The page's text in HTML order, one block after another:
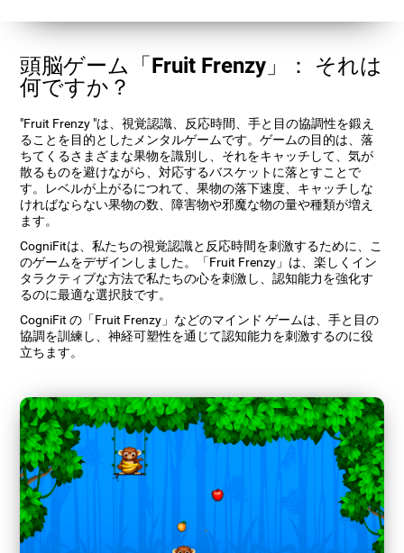
頭脳ゲーム「Fruit Frenzy」： それは
何ですか？
"Fruit Frenzy "は、視覚認識、反応時間、手と目の協調性を鍛え
ることを目的としたメンタルゲームです。ゲームの目的は、落
ちてくるさまざまな果物を識別し、それをキャッチして、気が
散るものを避けながら、対応するバスケットに落とすことで
す。レベルが上がるにつれて、果物の落下速度、キャッチしな
ければならない果物の数、障害物や邪魔な物の量や種類が増え
ます。
CogniFitは、私たちの視覚認識と反応時間を刺激するために、こ
のゲームをデザインしました。「Fruit Frenzy」は、楽しくイン
タラクティブな方法で私たちの心を刺激し、認知能力を強化す
るのに最適な選択肢です。
CogniFit の「Fruit Frenzy」などのマインド ゲームは、手と目の
協調を訓練し、神経可塑性を通じて認知能力を刺激するのに役
立ちます。